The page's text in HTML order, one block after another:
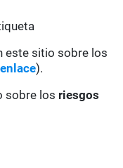
este sitio sobre los
enlace).
sobre los riesgos